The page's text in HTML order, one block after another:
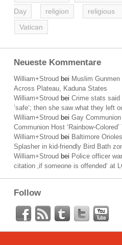
Day
religion religious
Vatican
Neueste Kommentare
William+Stroud bei Muslim
Across Plateau, Kaduna States
William+Stroud bei Crime stats said
’safe‘; then she saw what they left
William+Stroud bei Gay
Communion Host ‘Rainbow-
William+Stroud bei Baltimore
Splasher in kid-friendly Bird Bath
William+Stroud bei Police officer
citation ‚if someone is offended‘ at
Follow